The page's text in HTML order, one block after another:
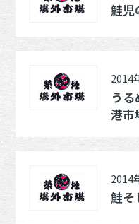
鮭児
2014
う
港市
2014
鮭そ